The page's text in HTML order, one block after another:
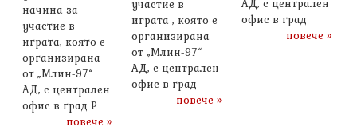
начина за
участие в
играта, която е
организирана
от „Млин-97“
АД, с централен
офис в град Р
повече »
участие в
играта , която е
организирана
от „Млин-97“
АД, с централен
офис в град
повече »
АД, с централен
офис в град
повече »